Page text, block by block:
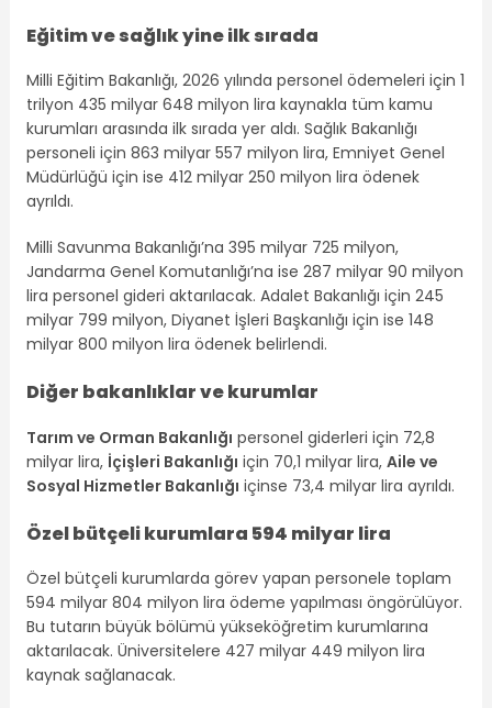
Eğitim ve sağlık yine ilk sırada
Milli Eğitim Bakanlığı, 2026 yılında personel ödemeleri için 1
trilyon 435 milyar 648 milyon lira kaynakla tüm kamu
kurumları arasında ilk sırada yer aldı. Sağlık Bakanlığı
personeli için 863 milyar 557 milyon lira, Emniyet Genel
Müdürlüğü için ise 412 milyar 250 milyon lira ödenek
ayrıldı.
Milli Savunma Bakanlığı’na 395 milyar 725 milyon,
Jandarma Genel Komutanlığı’na ise 287 milyar 90 milyon
lira personel gideri aktarılacak. Adalet Bakanlığı için 245
milyar 799 milyon, Diyanet İşleri Başkanlığı için ise 148
milyar 800 milyon lira ödenek belirlendi.
Diğer bakanlıklar ve kurumlar
Tarım ve Orman Bakanlığı personel giderleri için 72,8
milyar lira, İçişleri Bakanlığı için 70,1 milyar lira, Aile ve
Sosyal Hizmetler Bakanlığı içinse 73,4 milyar lira ayrıldı.
Özel bütçeli kurumlara 594 milyar lira
Özel bütçeli kurumlarda görev yapan personele toplam
594 milyar 804 milyon lira ödeme yapılması öngörülüyor.
Bu tutarın büyük bölümü yükseköğretim kurumlarına
aktarılacak. Üniversitelere 427 milyar 449 milyon lira
kaynak sağlanacak.